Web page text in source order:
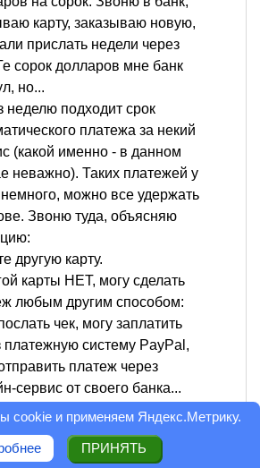
карту, заказываю новую,
прислать недели через
сорок долларов мне банк
но...
неделю подходит срок
платежа за некий
(какой именно - в данном
неважно). Таких платежей у
можно все удержать
Звоню туда, объясняю
другую карту.
карты НЕТ, могу сделать
любым другим способом:
чек, могу заплатить
платежную систему PayPal,
платеж через
сервис от своего банка...
только карты.
снять деньги, не пройдет
cookie и применяем Яндекс.Метрику.
ПРИНЯТЬ